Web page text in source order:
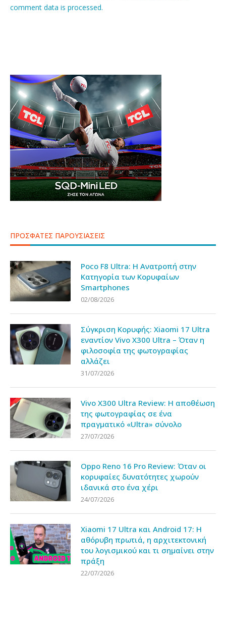
comment data is processed.
ΠΡΟΣΦΑΤΕΣ ΠΑΡΟΥΣΙΑΣΕΙΣ
Poco F8 Ultra: Η Ανατροπή στην
Κατηγορία των Κορυφαίων
Smartphones
02/08/2026
Σύγκριση Κορυφής: Xiaomi 17 Ultra
εναντίον Vivo X300 Ultra – Όταν η
φιλοσοφία της φωτογραφίας
αλλάζει
31/07/2026
Vivo X300 Ultra Review: Η αποθέωση
της φωτογραφίας σε ένα
πραγματικό «Ultra» σύνολο
27/07/2026
Oppo Reno 16 Pro Review: Όταν οι
κορυφαίες δυνατότητες χωρούν
ιδανικά στο ένα χέρι
24/07/2026
Xiaomi 17 Ultra και Android 17: Η
αθόρυβη πρωτιά, η αρχιτεκτονική
του λογισμικού και τι σημαίνει στην
πράξη
22/07/2026